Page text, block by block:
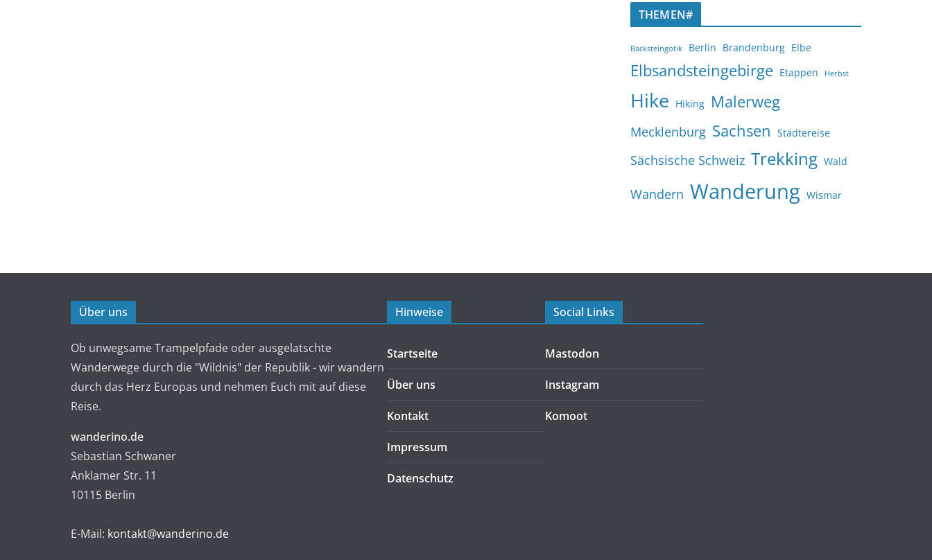
THEMEN#
Backsteingotik Berlin Brandenburg Elbe
Elbsandsteingebirge Etappen Herbst
Hike Hiking Malerweg
Mecklenburg Sachsen Städtereise
Sächsische Schweiz Trekking Wald
Wandern Wanderung Wismar
Über uns
Ob unwegsame Trampelpfade oder ausgelatschte
Wanderwege durch die "Wildnis" der Republik - wir wandern
durch das Herz Europas und nehmen Euch mit auf diese
Reise.
wanderino.de
Sebastian Schwaner
Anklamer Str. 11
10115 Berlin
E-Mail: kontakt@wanderino.de
Hinweise
Startseite
Über uns
Kontakt
Impressum
Datenschutz
Social Links
Mastodon
Instagram
Komoot